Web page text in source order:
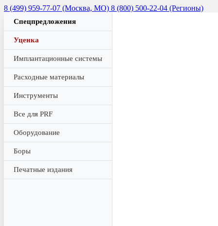
8 (499) 959-77-07 (Москва, МО) 8 (800) 500-22-04 (Регионы)
Спецпредложения
Уценка
Имплантационные системы
Расходные материалы
Инструменты
Все для PRF
Оборудование
Боры
Печатные издания